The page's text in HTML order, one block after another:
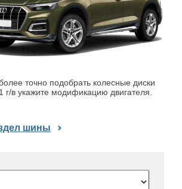
точно подобрать колесные диски
г/в укажите модификацию двигателя.
шины